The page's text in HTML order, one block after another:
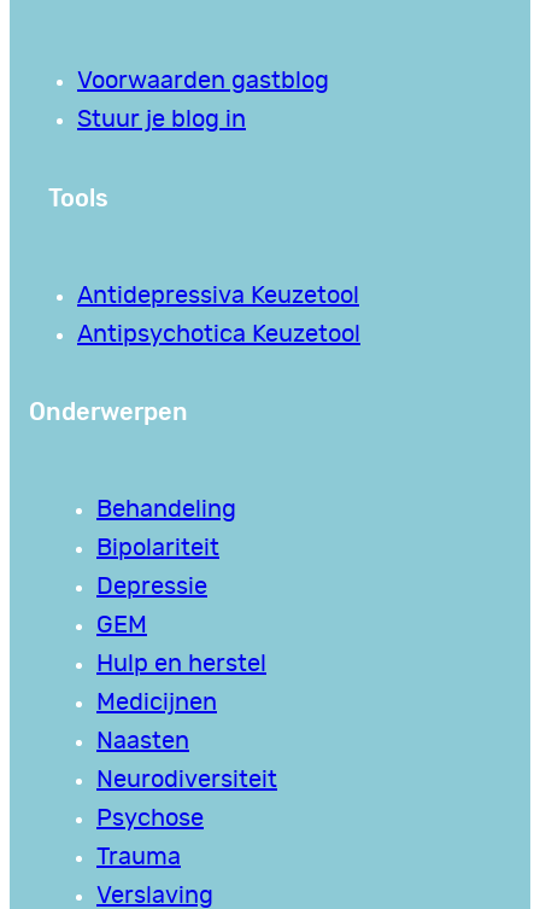
Voorwaarden gastblog
Stuur je blog in
Tools
Antidepressiva Keuzetool
Antipsychotica Keuzetool
Onderwerpen
Behandeling
Bipolariteit
Depressie
GEM
Hulp en herstel
Medicijnen
Naasten
Neurodiversiteit
Psychose
Trauma
Verslaving